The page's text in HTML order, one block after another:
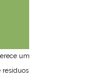
um
resíduos